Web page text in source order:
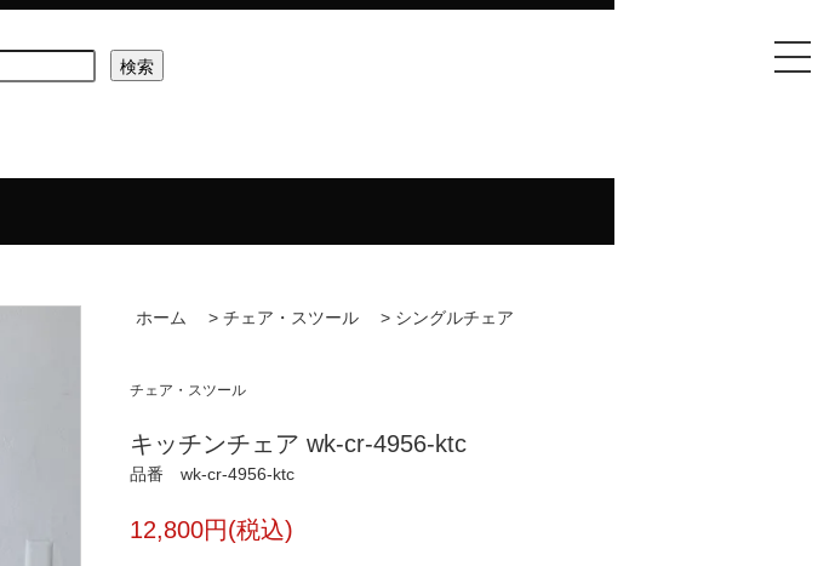
ホーム > チェア・スツール > シングルチェア
チェア・スツール
キッチンチェア wk-cr-4956-ktc
品番 wk-cr-4956-ktc
12,800円(税込)